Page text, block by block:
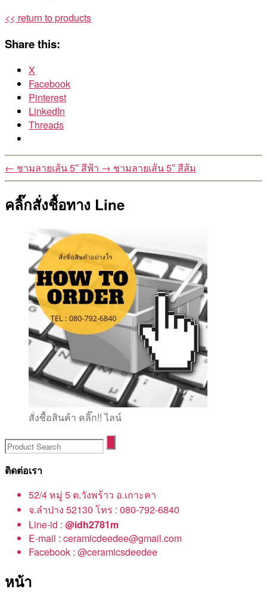
<< return to products
Share this:
X
Facebook
Pinterest
LinkedIn
Threads
← ชามลายเส้น 5″ สีฟ้า → ชามลายเส้น 5″ สีส้ม
คลิ๊กสั่งชื้อทาง Line
สั่งชื้อสินค้า คลิ๊ก!! ไลน์
ติดต่อเรา
52/4 หมู่ 5 ต.วังพร้าว อ.เกาะคา
จ.ลำปาง 52130 โทร : 080-792-6840
Line-id : @idh2781m
E-mail : ceramicdeedee@gmail.com
Facebook : @ceramicsdeedee
หน้า